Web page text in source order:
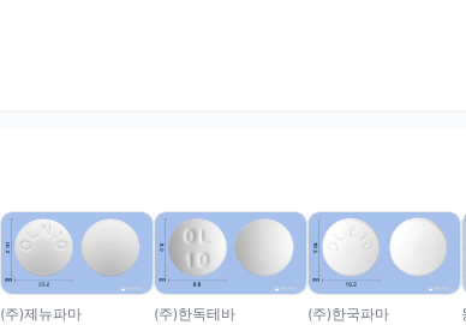
(주)제뉴파마 (주)한독테바 (주)한국파마